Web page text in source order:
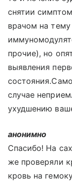
снятии
врачом на тему
прочие), но
выявления
случае
ухудшению
анонимно
Спасибо! На
же проверяли
кровь на